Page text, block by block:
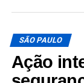
SÃO PAULO
Ação